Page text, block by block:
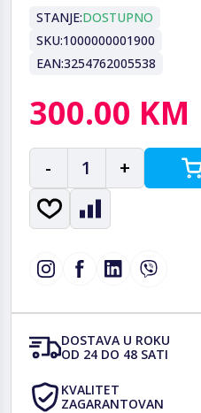
STANJE:DOSTUPNO
SKU:1000000001900
EAN:3254762005538
300.00 KM
- 1 +
DOSTAVA U ROKU
OD 24 DO 48 SATI
KVALITET
ZAGARANTOVAN